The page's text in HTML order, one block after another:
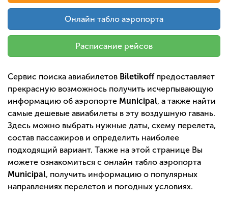
Онлайн табло аэропорта
Расписание рейсов
Сервис поиска авиабилетов Biletikoffпредоставляет
прекрасную возможнось получить исчерпывающую
информацию об аэропорте Municipal, а также найти
самые дешевые авиабилеты в эту воздушную гавань.
Здесь можно выбрать нужные даты, схему перелета,
состав пассажиров и определить наиболее
подходящий вариант. Также на этой странице Вы
можете ознакомиться с онлайн табло аэропорта
Municipal, получить информацию о популярных
направлениях перелетов и погодных условиях.